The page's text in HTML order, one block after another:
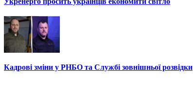
Кадрові зміни у РНБО та Службі зовнішньої розвідки